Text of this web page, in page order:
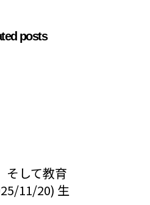
posts
そして教育
11/20) 生